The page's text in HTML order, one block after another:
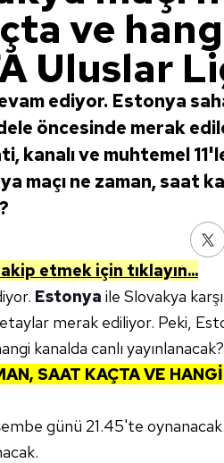
ve
Uluslar
ediyor. Estonya
öncesinde merak
kanalı ve muhtemel
maçı ne zaman, saat
etmek için tıklayın...
Estonya ile Slovakya
merak ediliyor. Peki,
kanalda canlı yayınlanacak?
SAAT KAÇTA VE HANGİ
günü 21.45'te oynanacak.